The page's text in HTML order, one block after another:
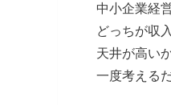
中小企業経
どっちが収
天井が高い
一度考える